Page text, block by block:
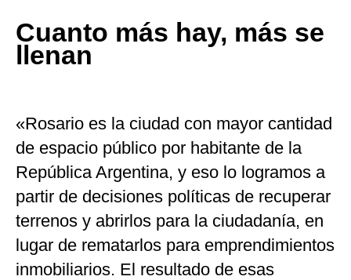
Cuanto más hay, más se
llenan
«Rosario es la ciudad con mayor cantidad
de espacio público por habitante de la
República Argentina, y eso lo logramos a
partir de decisiones políticas de recuperar
terrenos y abrirlos para la ciudadanía, en
lugar de rematarlos para emprendimientos
inmobiliarios. El resultado de esas